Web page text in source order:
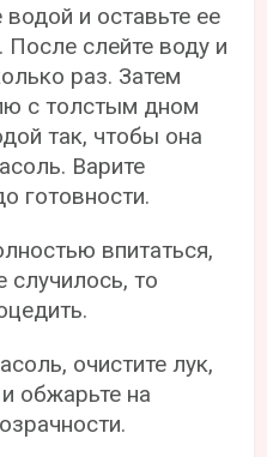
и оставьте ее
После слейте воду и
раз. Затем
с толстым дном
так, чтобы она
Варите
готовности.
впитаться,
случилось, то
очистите лук,
обжарьте на